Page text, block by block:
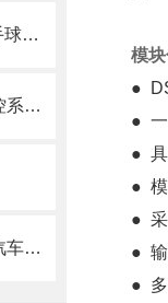
Acrel-2000系列监控系统在亚运手球比赛馆建设
智慧消防在石油化工电气火灾监控系统的应用
计及多重不确定性的规模化电动汽车接入配电网调度方法及解决方案
模
●
● 一
● 具
● 模
● 采
● 输
● 多